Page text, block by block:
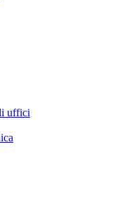
uffici